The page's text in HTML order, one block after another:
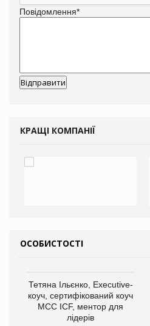
Повідомлення*
КРАЩІ КОМПАНІЇ
ОСОБИСТОСТІ
Тетяна Ільєнко, Executive-
коуч, сертифікований коуч
МСС ICF, ментор для
лідерів